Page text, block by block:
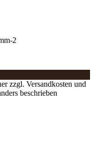
2
zzgl. Versandkosten und
beschrieben